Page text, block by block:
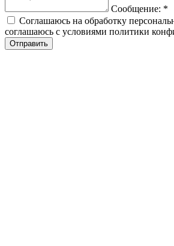
Сообщение: *
Соглашаюсь на обработку
соглашаюсь с условиями политики